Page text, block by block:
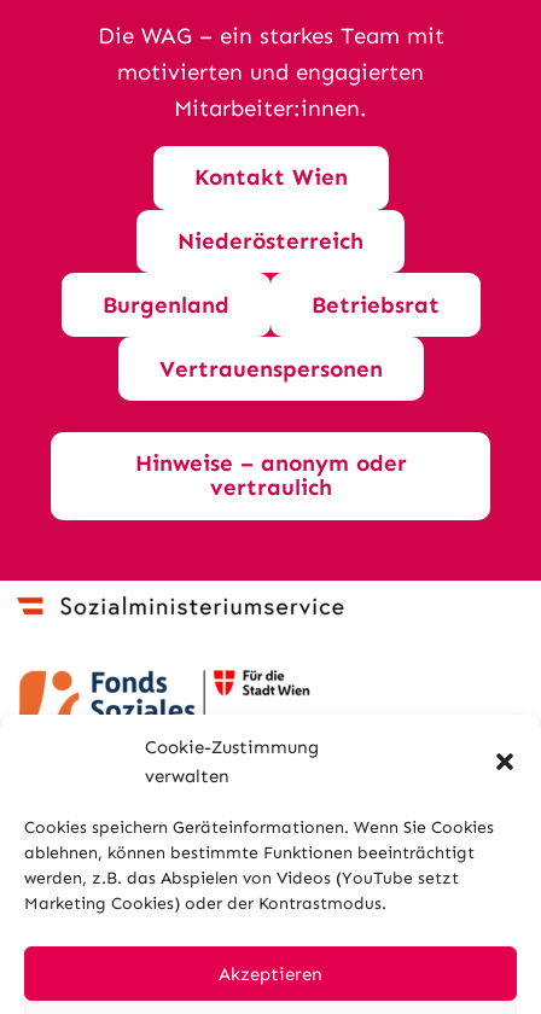
Cookie-Zustimmung
verwalten
Cookies speichern Geräteinformationen. Wenn Sie Cookies
ablehnen, können bestimmte Funktionen beeinträchtigt
werden, z.B. das Abspielen von Videos (YouTube setzt
Marketing Cookies) oder der Kontrastmodus.
Akzeptieren
Die WAG – ein starkes Team mit
motivierten und engagierten
Mitarbeiter:innen.
Kontakt Wien
Niederösterreich
Burgenland Betriebsrat
Vertrauenspersonen
Hinweise – anonym oder
vertraulich
Sitemap Glossar Kontakt Impressum
Cookies